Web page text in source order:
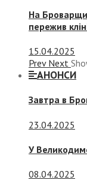
На
пережив
15.04.2025
Prev Next
АНОНСИ
Завтра в
23.04.2025
У
08.04.2025